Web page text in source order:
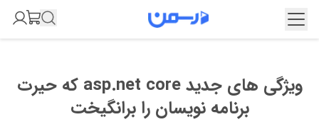
ویژگی های جدید asp.net core که حیرت
برنامه نویسان را برانگیخت